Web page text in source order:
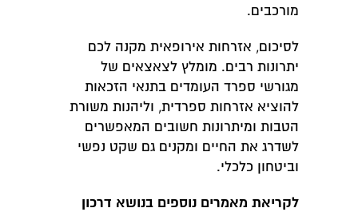
מורכבים.
לסיכום, אזרחות אירופאית מקנה לכם
יתרונות רבים. מומלץ לצאצאים של
מגורשי ספרד העומדים בתנאי הזכאות
להוציא אזרחות ספרדית, וליהנות משורת
הטבות ומיתרונות חשובים המאפשרים
לשדרג את החיים ומקנים גם שקט נפשי
וביטחון כלכלי.
לקריאת מאמרים נוספים בנושא דרכון